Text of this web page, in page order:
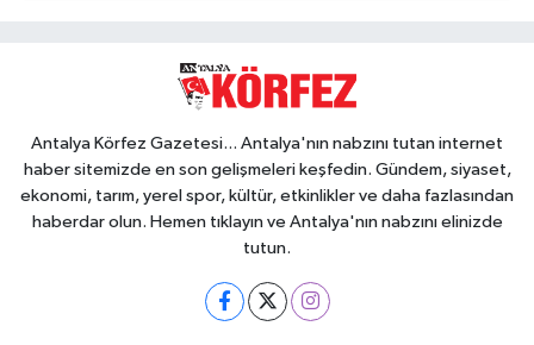
Antalya Körfez Gazetesi... Antalya'nın nabzını tutan internet
haber sitemizde en son gelişmeleri keşfedin. Gündem, siyaset,
ekonomi, tarım, yerel spor, kültür, etkinlikler ve daha fazlasından
haberdar olun. Hemen tıklayın ve Antalya'nın nabzını elinizde
tutun.